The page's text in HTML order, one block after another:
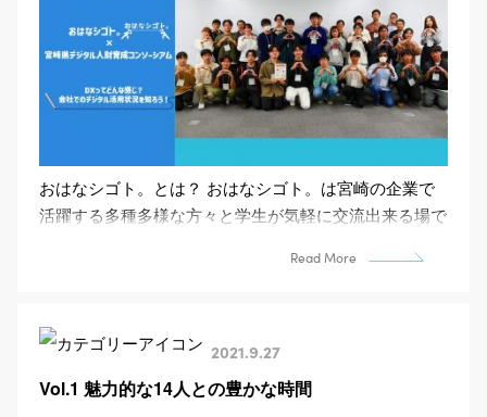
おはなシゴト。とは？ おはなシゴト。は宮崎の企業で
活躍する多種多様な方々と学生が気軽に交流出来る場で
Read More
2021.9.27
Vol.1 魅力的な14人との豊かな時間